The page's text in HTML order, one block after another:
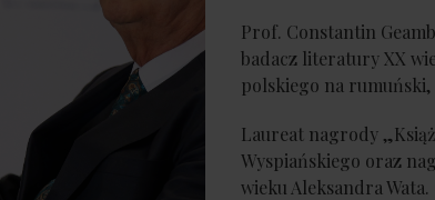
Prof. Constantin
badacz literatury XX
polskiego na
Laureat nagrody
Wyspiańskiego oraz
wieku Aleksandra